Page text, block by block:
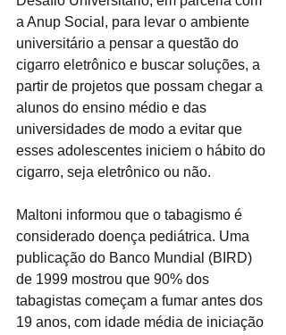
a Anup Social, para levar o ambiente
universitário a pensar a questão do
cigarro eletrônico e buscar soluções, a
partir de projetos que possam chegar a
alunos do ensino médio e das
universidades de modo a evitar que
esses adolescentes iniciem o hábito do
cigarro, seja eletrônico ou não.
Maltoni informou que o tabagismo é
considerado doença pediátrica. Uma
publicação do Banco Mundial (BIRD)
de 1999 mostrou que 90% dos
tabagistas começam a fumar antes dos
19 anos, com idade média de iniciação